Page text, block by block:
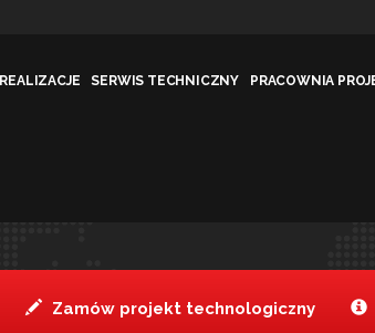
REALIZACJE SERWIS TECHNICZNY PRACOWNIA
Zamów projekt technologiczny